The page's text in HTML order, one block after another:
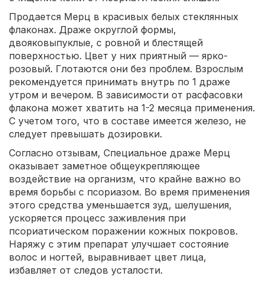
Продается Мерц в красивых белых стеклянных
флаконах. Драже округлой формы,
двояковыпуклые, с ровной и блестящей
поверхностью. Цвет у них приятный — ярко-
розовый. Глотаются они без проблем. Взрослым
рекомендуется принимать внутрь по 1 драже
утром и вечером. В зависимости от расфасовки
флакона может хватить на 1-2 месяца применения.
С учетом того, что в составе имеется железо, не
следует превышать дозировки.
Согласно отзывам, Специальное драже Мерц
оказывает заметное общеукрепляющее
воздействие на организм, что крайне важно во
время борьбы с псориазом. Во время применения
этого средства уменьшается зуд, шелушения,
ускоряется процесс заживления при
псориатическом поражении кожных покровов.
Наряжу с этим препарат улучшает состояние
волос и ногтей, выравнивает цвет лица,
избавляет от следов усталости.